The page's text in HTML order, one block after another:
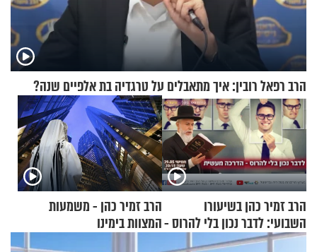
הרב רפאל רובין: איך מתאבלים על טרגדיה בת אלפיים שנה?
הרב זמיר כהן בשיעורו
השבועי: לדבר נכון בלי להרוס -
הדרכה מעשית
הרב זמיר כהן - משמעות
המצוות בימינו